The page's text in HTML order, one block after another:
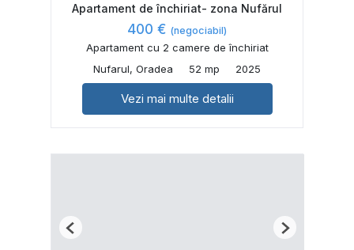
Apartament de închiriat- zona Nufărul
400 € (negociabil)
Apartament cu 2 camere de închiriat
Nufarul, Oradea
52 mp 2025
Vezi mai multe detalii
Previous Next